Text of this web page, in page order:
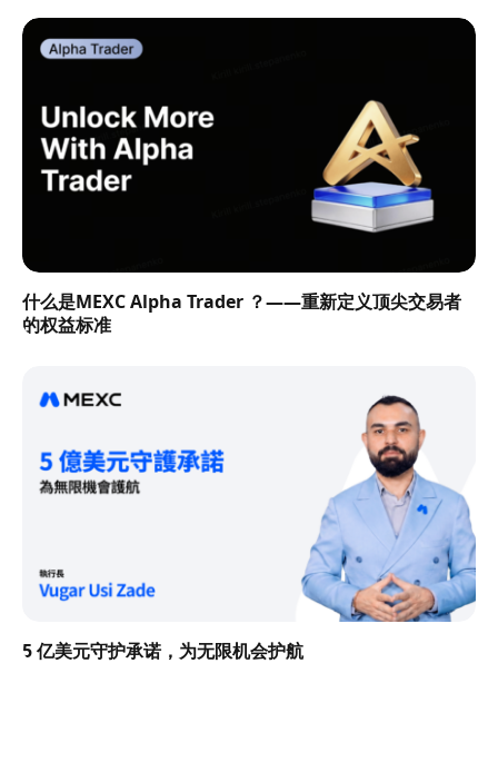
什么是MEXC Alpha Trader ？——重新定义顶尖交易者
的权益标准
5 亿美元守护承诺，为无限机会护航